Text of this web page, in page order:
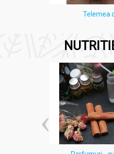
Nu conține: p
Ceara
Reduce
Telemea